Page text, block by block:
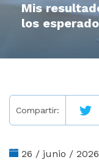
Mis
los
Compartir:
26 / junio / 2026